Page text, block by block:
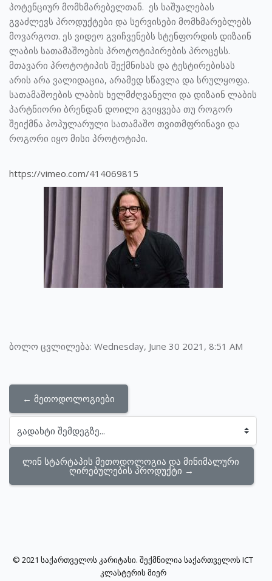
პოტენციურ მომხმარებელთან. ეს საშუალებას
გვაძლევს პროდუქტები და სერვისები მომხმარებლებს
მოვარგოთ. ეს ვიდეო გვიჩვენებს სტენფორდის დიზაინ
ლაბის სათამაშოების პროტოტიპირების პროცესს.
მთავარი პროტოტიპის შექმნისას და ტესტირებისას
არის არა ვალიდაცია, არამედ სწავლა და სრულყოფა.
სათამაშოების ლაბის ხელმძღვანელი და დიზაინ ლაბის
პარტნიორი ბრენდან დოილი გვიყვება თუ როგორ
შეიქმნა პოპულარული სათამაშო თვითმფრინავი და
როგორი იყო მისი პროტოტიპი.
https://vimeo.com/414069815
ბოლო ცვლილება: Wednesday, June 30 2021, 8:51 AM
← მეთოდოლოგიები
გადახტი შემდეგზე...
ლინ სტარტაპის მეთოდოლოგია და მინიმალური
ღირებულების პროდუქტი →
© 2021 საქართველოს კარიტასი. შექმნილია საქართველოს ICT
კლასტერის მიერ